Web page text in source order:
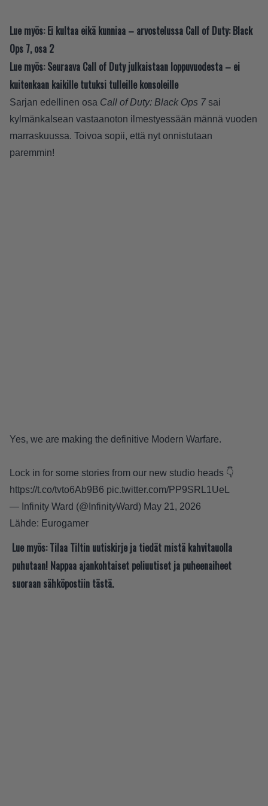
Lue myös: Ei kultaa eikä kunniaa – arvostelussa Call of Duty: Black
Ops 7, osa 2
Lue myös: Seuraava Call of Duty julkaistaan loppuvuodesta – ei
kuitenkaan kaikille tutuksi tulleille konsoleille
Sarjan edellinen osa Call of Duty: Black Ops 7sai
kylmänkalsean vastaanoton ilmestyessään männä vuoden
marraskuussa. Toivoa sopii, että nyt onnistutaan
paremmin!
Yes, we are making the definitive Modern Warfare.
Lock in for some stories from our new studio heads 👇
https://t.co/tvto6Ab9B6 pic.twitter.com/PP9SRL1UeL
— Infinity Ward (@InfinityWard) May 21, 2026
Lähde: Eurogamer
Lue myös: Tilaa Tiltin uutiskirje ja tiedät mistä kahvitauolla
puhutaan! Nappaa ajankohtaiset peliuutiset ja puheenaiheet
suoraan sähköpostiin tästä.